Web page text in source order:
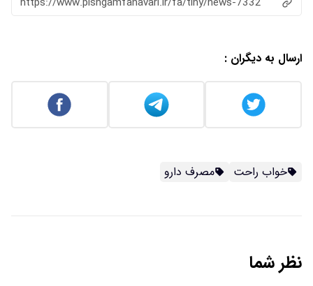
ارسال به دیگران :
خواب راحت مصرف دارو
نظر شما